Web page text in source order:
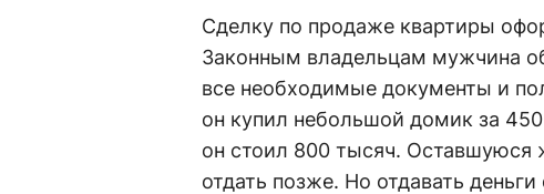
Сделку по продаже квартиры
Законным владельцам мужчина
все необходимые документы и
он купил небольшой домик за
он стоил 800 тысяч. Оставшуюся
отдать позже. Но отдавать деньги